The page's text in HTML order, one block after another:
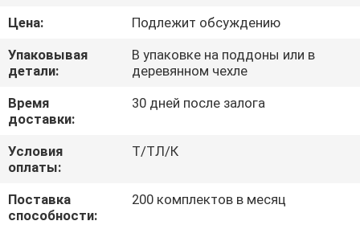
СВЯЖИТЕСЬ
С
НАМИ
НОВОСТИ
ЗАПРОСИТЕ
ЦИТАТУ
Цена:
Подлежит обсуждению
Упаковывая
детали:
В упаковке на поддоны или в
деревянном чехле
Время
доставки:
30 дней после залога
Условия
оплаты:
Т/ТЛ/К
Поставка
способности:
200 комплектов в месяц